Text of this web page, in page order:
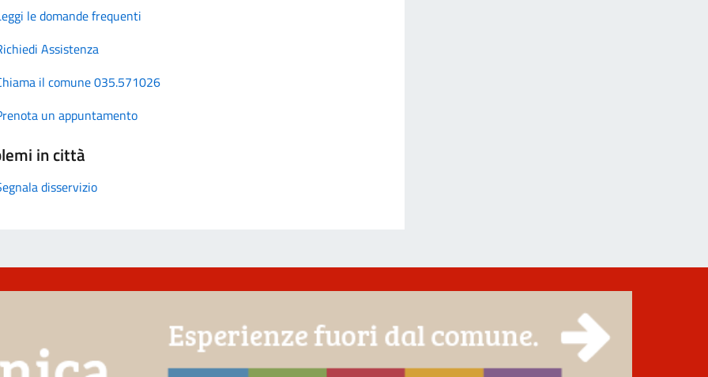
le domande frequenti
Assistenza
il comune 035.571026
un appuntamento
in città
disservizio